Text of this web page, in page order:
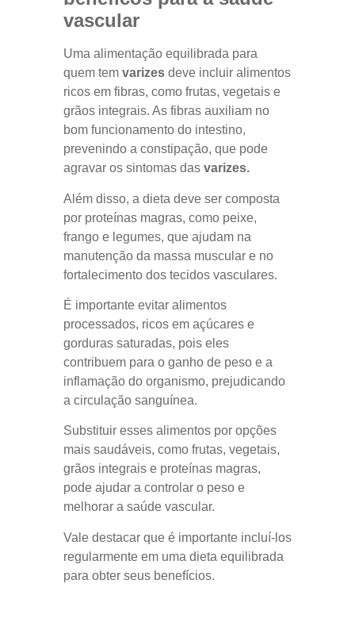
vascular
Uma alimentação equilibrada para
quem tem varizes deve incluir alimentos
ricos em fibras, como frutas, vegetais e
grãos integrais. As fibras auxiliam no
bom funcionamento do intestino,
prevenindo a constipação, que pode
agravar os sintomas das varizes.
Além disso, a dieta deve ser composta
por proteínas magras, como peixe,
frango e legumes, que ajudam na
manutenção da massa muscular e no
fortalecimento dos tecidos vasculares.
É importante evitar alimentos
processados, ricos em açúcares e
gorduras saturadas, pois eles
contribuem para o ganho de peso e a
inflamação do organismo, prejudicando
a circulação sanguínea.
Substituir esses alimentos por opções
mais saudáveis, como frutas, vegetais,
grãos integrais e proteínas magras,
pode ajudar a controlar o peso e
melhorar a saúde vascular.
Vale destacar que é importante incluí-los
regularmente em uma dieta equilibrada
para obter seus benefícios.